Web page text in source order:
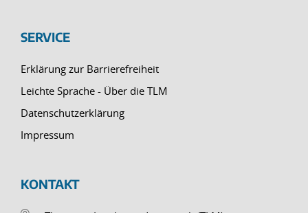
SERVICE
Erklärung zur Barrierefreiheit
Leichte Sprache - Über die TLM
Datenschutzerklärung
Impressum
KONTAKT